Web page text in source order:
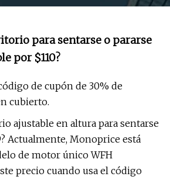
para sentarse o pararse
por $110?
de cupón de 30% de
cubierto.
ajustable en altura para sentarse
Actualmente, Monoprice está
de motor único WFH
precio cuando usa el código